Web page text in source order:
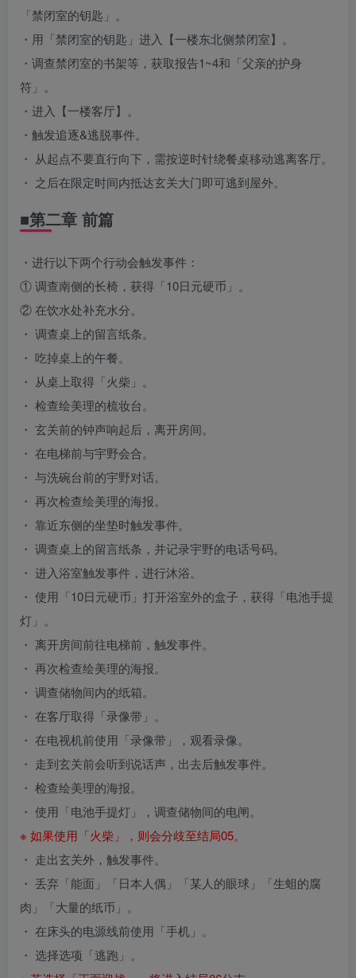
「禁闭室的钥匙」。
・用「禁闭室的钥匙」进入【一楼东北侧禁闭室】。
・调查禁闭室的书架等，获取报告1~4和「父亲的护身
符」。
・进入【一楼客厅】。
・触发追逐&逃脱事件。
・ 从起点不要直行向下，需按逆时针绕餐桌移动逃离客厅。
・ 之后在限定时间内抵达玄关大门即可逃到屋外。
■第二章 前篇
・进行以下两个行动会触发事件：
① 调查南侧的长椅，获得「10日元硬币」。
② 在饮水处补充水分。
・ 调查桌上的留言纸条。
・ 吃掉桌上的午餐。
・ 从桌上取得「火柴」。
・ 检查绘美理的梳妆台。
・ 玄关前的钟声响起后，离开房间。
・ 在电梯前与宇野会合。
・ 与洗碗台前的宇野对话。
・ 再次检查绘美理的海报。
・ 靠近东侧的坐垫时触发事件。
・ 调查桌上的留言纸条，并记录宇野的电话号码。
・ 进入浴室触发事件，进行沐浴。
・ 使用「10日元硬币」打开浴室外的盒子，获得「电池手提
灯」。
・ 离开房间前往电梯前，触发事件。
・ 再次检查绘美理的海报。
・ 调查储物间内的纸箱。
・ 在客厅取得「录像带」。
・ 在电视机前使用「录像带」，观看录像。
・ 走到玄关前会听到说话声，出去后触发事件。
・ 检查绘美理的海报。
・ 使用「电池手提灯」，调查储物间的电闸。
※ 如果使用「火柴」，则会分歧至结局05。
・ 走出玄关外，触发事件。
・ 丢弃「能面」「日本人偶」「某人的眼球」「生蛆的腐
肉」「大量的纸币」。
・ 在床头的电源线前使用「手机」。
・ 选择选项「逃跑」。